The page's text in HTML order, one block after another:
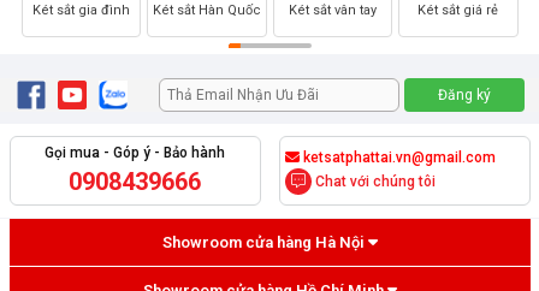
Két sắt gia đình Két sắt Hàn Quốc Két sắt vân tay Két sắt giá rẻ
Gọi mua - Góp ý - Bảo hành
0908439666
ketsatphattai.vn@gmail.com
Chat với chúng tôi
Showroom cửa hàng Hà Nội